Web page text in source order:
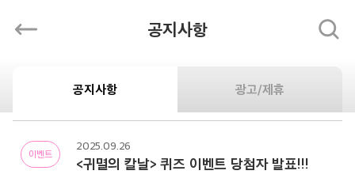
공지사항
공지사항 광고/제휴
이벤트
2025.09.26
<귀멸의 칼날> 퀴즈 이벤트 당첨자 발표!!!